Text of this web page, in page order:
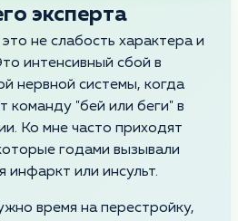
эксперта
не слабость характера и
интенсивный сбой в
нервной системы, когда
команду "бей или беги" в
Ко мне часто приходят
годами вызывали
инфаркт или инсульт.
время на перестройку,